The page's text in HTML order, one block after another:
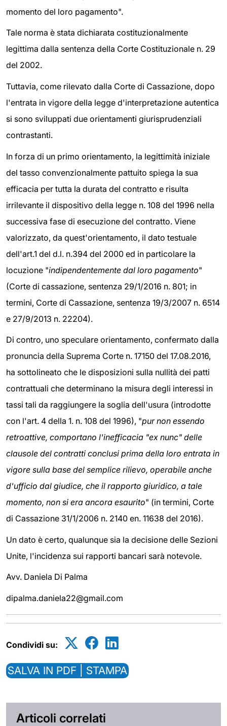
momento del loro pagamento".
Tale norma è stata dichiarata costituzionalmente
legittima dalla sentenza della Corte Costituzionale n. 29
del 2002.
Tuttavia, come rilevato dalla Corte di Cassazione, dopo
l'entrata in vigore della legge d'interpretazione autentica
si sono sviluppati due orientamenti giurisprudenziali
contrastanti.
In forza di un primo orientamento, la legittimità iniziale
del tasso convenzionalmente pattuito spiega la sua
efficacia per tutta la durata del contratto e risulta
irrilevante il dispositivo della legge n. 108 del 1996 nella
successiva fase di esecuzione del contratto. Viene
valorizzato, da quest'orientamento, il dato testuale
dell'art.1 del d.l. n.394 del 2000 ed in particolare la
locuzione "indipendentemente dal loro pagamento"
(Corte di cassazione, sentenza 29/1/2016 n. 801; in
termini, Corte di Cassazione, sentenza 19/3/2007 n. 6514
e 27/9/2013 n. 22204).
Di contro, uno speculare orientamento, confermato dalla
pronuncia della Suprema Corte n. 17150 del 17.08.2016,
ha sottolineato che le disposizioni sulla nullità dei patti
contrattuali che determinano la misura degli interessi in
tassi tali da raggiungere la soglia dell'usura (introdotte
con l'art. 4 della 1. n. 108 del 1996), "pur non essendo
retroattive, comportano l'inefficacia "ex nunc" delle
clausole del contratti conclusi prima della loro entrata in
vigore sulla base del semplice rilievo, operabile anche
d'ufficio dal giudice, che il rapporto giuridico, a tale
momento, non si era ancora esaurito" (in termini, Corte
di Cassazione 31/1/2006 n. 2140 en. 11638 del 2016).
Un dato è certo, qualunque sia la decisione delle Sezioni
Unite, l'incidenza sui rapporti bancari sarà notevole.
Avv. Daniela Di Palma
dipalma.daniela22@gmail.com
Condividi su:
SALVA IN PDF | STAMPA
Articoli correlati